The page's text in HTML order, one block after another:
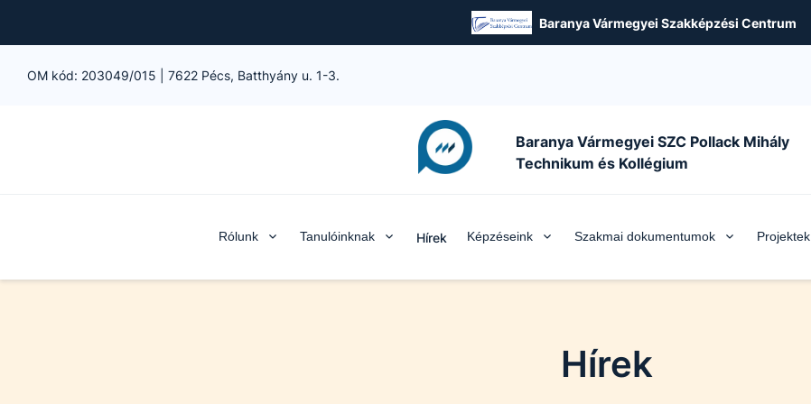
Baranya Vármegyei Szakképzési Centrum
OM kód: 203049/015 7622 Pécs, Batthyány u. 1-3.
Baranya Vármegyei SZC Pollack Mihály
Technikum és Kollégium
Rólunk Tanulóinknak Hírek Képzéseink Szakmai dokumentumok Projektek
Hírek